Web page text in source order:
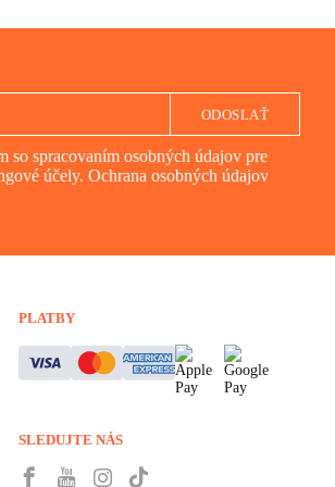
so spracovaním osobných údajov pre
účely. Ochrana osobných údajov
ODOSLAŤ
PLATBY
SLEDUJTE NÁS